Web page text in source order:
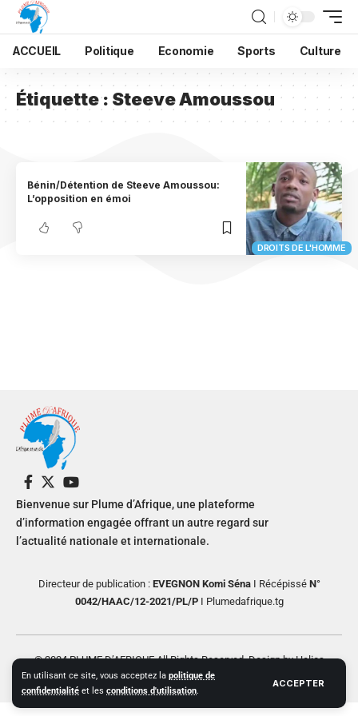
En utilisant ce site, vous acceptez la politique de
confidentialité et les conditions d'utilisation.
ACCEPTER
ACCUEIL Politique Economie Sports Culture
Étiquette : Steeve Amoussou
DROITS DE L'HOMME
Bénin/Détention de Steeve Amoussou:
L’opposition en émoi
Bienvenue sur Plume d’Afrique, une plateforme
d’information engagée offrant un autre regard sur
l’actualité nationale et internationale.
Directeur de publication : EVEGNON Komi SénaI RécépisséN°
0042/HAAC/12-2021/PL/PI Plumedafrique.tg
© 2024 PLUME D’AFRIQUE All Rights Reserved. Design by Helios
Creative